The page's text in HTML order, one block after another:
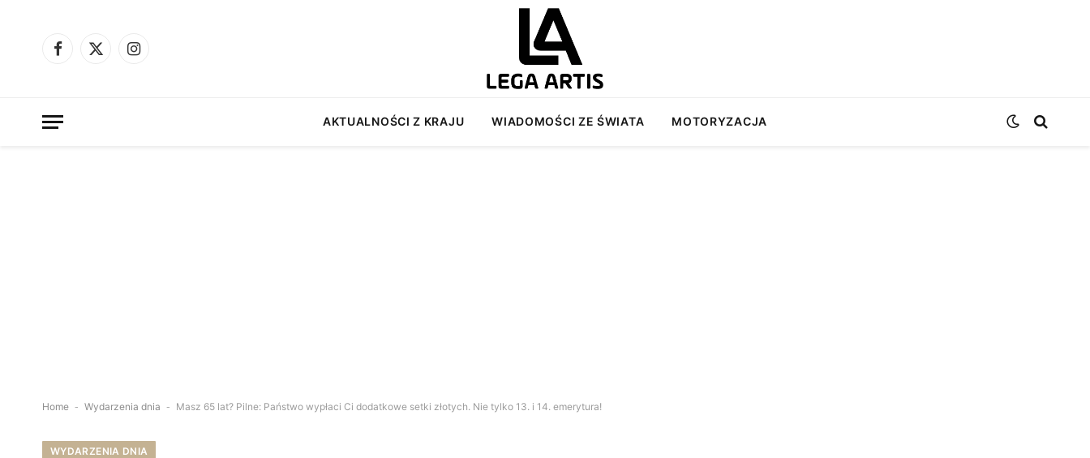
Facebook
X
Instagram
AKTUALNOŚCI Z KRAJU WIADOMOŚCI ZE ŚWIATA MOTORYZACJA
Home - Wydarzenia dnia - Masz 65 lat? Pilne: Państwo wypłaci Ci dodatkowe setki złotych. Nie tylko 13. i 14. emerytura!
WYDARZENIA DNIA